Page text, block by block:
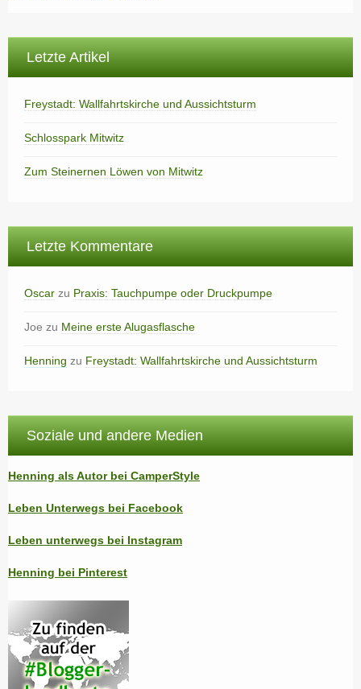
Letzte Artikel
Freystadt: Wallfahrtskirche und Aussichtsturm
Schlosspark Mitwitz
Zum Steinernen Löwen von Mitwitz
Letzte Kommentare
Oscar zu Praxis: Tauchpumpe oder Druckpumpe
Joe zu Meine erste Alugasflasche
Henning zu Freystadt: Wallfahrtskirche und Aussichtsturm
Soziale und andere Medien
Henning als Autor bei CamperStyle
Leben Unterwegs bei Facebook
Leben unterwegs bei Instagram
Henning bei Pinterest